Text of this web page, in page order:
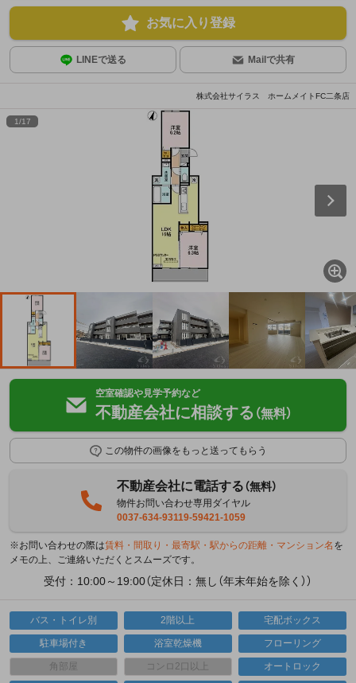
お気に入り登録
LINEで送る Mailで共有
株式会社サイラス ホームメイトFC二条店
1/17
空室確認や見学予約など
不動産会社に相談する （無料）
この物件の画像をもっと送ってもらう
不動産会社に電話する（無料）
物件お問い合わせ専用ダイヤル
0037-634-93119-59421-1059
※お問い合わせの際は賃料・間取り・最寄駅・駅からの距離・マンション名 を
メモの上、ご連絡いただくとスムーズです。
受付：10:00～19:00（定休日：無し（年末年始を除く））
バス・トイレ別 2階以上 宅配ボックス
駐車場付き 浴室乾燥機 フローリング
角部屋 コンロ2口以上 オートロック